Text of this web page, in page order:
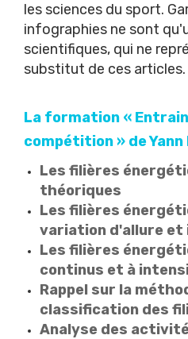
les sciences du sport.
infographies ne sont
scientifiques, qui ne
substitut de ces articles.
La formation «
compétition » de Yann
Les filières
théoriques
Les filières
variation d'allure
Les filières
continus et à
Rappel sur la
classification des
Analyse des